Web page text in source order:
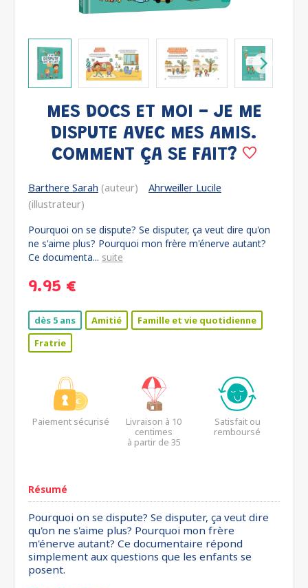
MES DOCS ET MOI - JE ME
DISPUTE AVEC MES AMIS.
COMMENT ÇA SE FAIT?
Barthere Sarah (auteur)
Ahrweiller Lucile
(illustrateur)
Pourquoi on se dispute? Se disputer, ça veut dire qu'on
ne s'aime plus? Pourquoi mon frère m'énerve autant?
Ce documenta... suite
9.95 €
dès 5 ans Amitié
Famille et vie quotidienne
Fratrie
Paiement sécurisé
Livraison à 10
centimes
à partir de 35
Satisfait ou
remboursé
Résumé
Pourquoi on se dispute? Se disputer, ça veut dire
qu'on ne s'aime plus? Pourquoi mon frère
m'énerve autant? Ce documentaire répond
simplement aux questions que les enfants se
posent.